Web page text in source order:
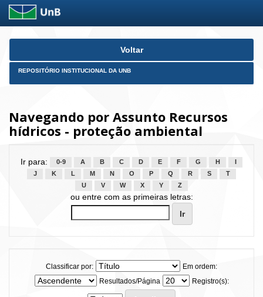
Skip
Voltar
REPOSITÓRIO INSTITUCIONAL DA UNB
Navegando por Assunto Recursos
hídricos - proteção ambiental
Ir para: 0-9 A B C D E F G H
J
K L M N O P Q R S
T
U
V W X Y Z
ou entre com as primeiras letras:
Classificar por:
Em ordem:
Resultados/Página
Registro(s):